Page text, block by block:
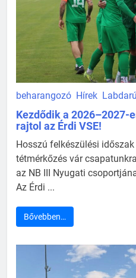
beharangozó Hírek
Kezdődik a 2026–2027-
rajtol az Érdi VSE!
Hosszú felkészülési
tétmérkőzés vár
az NB III Nyugati
Az Érdi ...
Bővebben…